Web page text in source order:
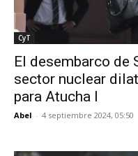
CyT
El desembarco de
sector nuclear
para Atucha I
Abel - 4 septiembre 2024, 05:50